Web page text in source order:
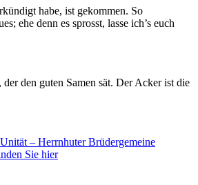
habe, ist gekommen. So
ehe denn es sprosst, lasse ich’s euch
der den guten Samen sät. Der Acker ist die
– Herrnhuter Brüdergemeine
Sie hier